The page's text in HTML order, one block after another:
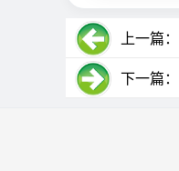
上一篇：
下一篇：